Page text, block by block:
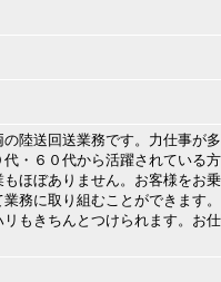
陸送回送業務です。力仕事が
・６０代から活躍されている
ほぼありません。お客様をお
務に取り組むことができます
もきちんとつけられます。お